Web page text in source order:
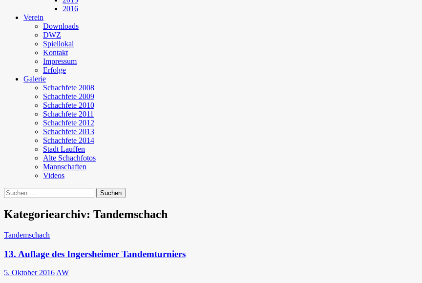
2016
Verein
Downloads
DWZ
Spiellokal
Kontakt
Impressum
Erfolge
Galerie
Schachfete 2008
Schachfete 2009
Schachfete 2010
Schachfete 2011
Schachfete 2012
Schachfete 2013
Schachfete 2014
Stadt Lauffen
Alte Schachfotos
Mannschaften
Videos
Suchen
nach:
Kategoriearchiv: Tandemschach
Tandemschach
13. Auflage des Ingersheimer Tandemturniers
5. Oktober 2016 AW